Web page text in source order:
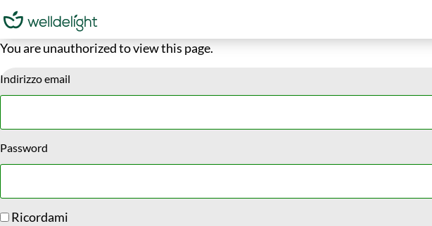
You are unauthorized to view this page.
Indirizzo email
Password
Ricordami